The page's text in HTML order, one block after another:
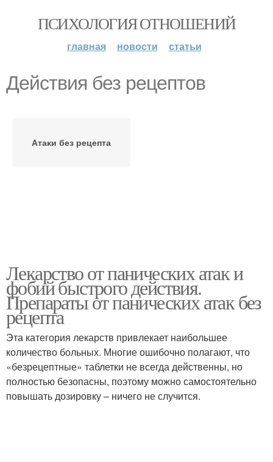
ПСИХОЛОГИЯ ОТНОШЕНИЙ
главная новости статьи
Действия без рецептов
Атаки без рецепта
Лекарство от панических атак и
фобий быстрого действия.
Препараты от панических атак без
рецепта
Эта категория лекарств привлекает наибольшее
количество больных. Многие ошибочно полагают, что
«безрецептные» таблетки не всегда действенны, но
полностью безопасны, поэтому можно самостоятельно
повышать дозировку – ничего не случится.